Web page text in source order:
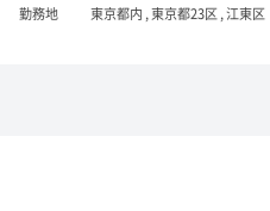
東京都内 , 東京都23区 , 江東区